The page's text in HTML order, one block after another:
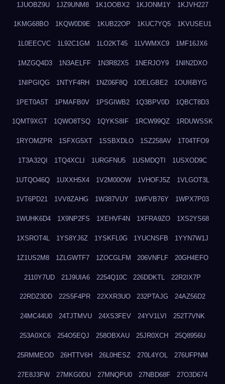
1JUOBZ9U 1JZ9UNM8 1K1OOBX2 1KJONM1Y 1KJVH227
1KMG68BO 1KQW0D9E 1KUB22OP 1KUC7YQ5 1KVUSEU1
1L0EECVC 1L92C1GM 1LO2KT45 1LVWMXC9 1MF16JX6
1MZGQ4D3 1N3AELFF 1N3R82X5 1NERJOY9 1NIN2DXO
1NIPGIQG 1NTYF4RH 1NZ06F8Q 1OELGBE2 1OUI6BYG
1PET0A5T 1PMAFB0V 1PSGIWB2 1Q3BPV0D 1QBCT8D3
1QMT9XGT 1QWO8TSQ 1QYKS8IF 1RCW99QZ 1RDUWSSK
1RYOMZPR 1SFXG5XT 1SSBXDLO 1SZ258AV 1T04TFO9
1T3A32QI 1TQ4XCLI 1URGFNU5 1USMDQTI 1USXOD9C
1UTQO46Q 1UXXH5X4 1V2M00OW 1VHOFJ5Z 1VLGOT3L
1VT6PD21 1VV8ZAHG 1W387VUY 1WFVB76Y 1WPX7P03
1WUHK6D4 1X9NP2FS 1XEHVF4N 1XFRA9ZO 1XS2YS68
1XSROT4L 1YS8YJ6Z 1YSKFL0G 1YUCNSFB 1YYN7W1J
1Z1US2M8 1ZLGWTF7 1ZOCGLFM 206VNFLF 20GH4EFO
2110Y7UD 21J9UIA6 2254Q10C 226DDKTL 22R2IX7P
22RDZ3DD 22S5F4PR 22XXR3UO 232PTAJG 24AZ56D2
24MC44U0 24TJTMVU 24XS3FEV 24YV1LVI 252T7VNK
253A0XC6 254O5EQJ 258OBXAU 25JR0XCH 25Q8956U
25RMMEOD 26HTTV6H 26L0HESZ 270L4YOL 276UFPNM
27E8J3FW 27MKG0DU 27MNQPU0 27NBD68F 27O3D674